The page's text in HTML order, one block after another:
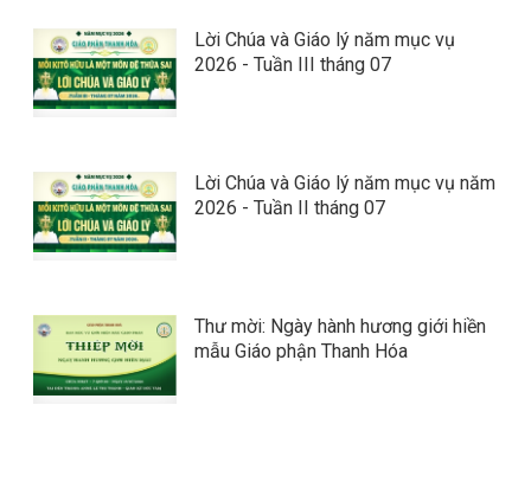
Lời Chúa và Giáo lý năm mục vụ
2026 - Tuần III tháng 07
Lời Chúa và Giáo lý năm mục vụ năm
2026 - Tuần II tháng 07
Thư mời: Ngày hành hương giới hiền
mẫu Giáo phận Thanh Hóa